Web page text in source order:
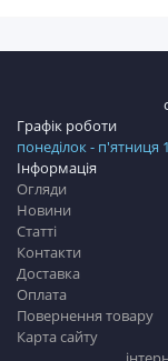
Інформація
Огляди
Новини
Статті
Контакти
Доставка
Оплата
Повернення товару
Карта сайту
Графік роботи
понеділок - п'ятниця